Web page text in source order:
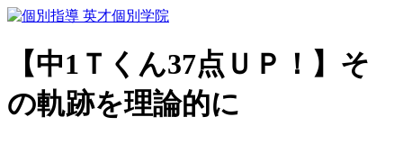
【中1Ｔくん37点ＵＰ！】そ
の軌跡を理論的に